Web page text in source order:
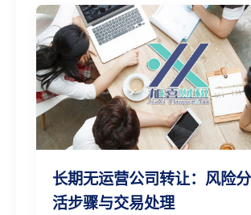
长期无运营公司转让：风险
活步骤与交易处理